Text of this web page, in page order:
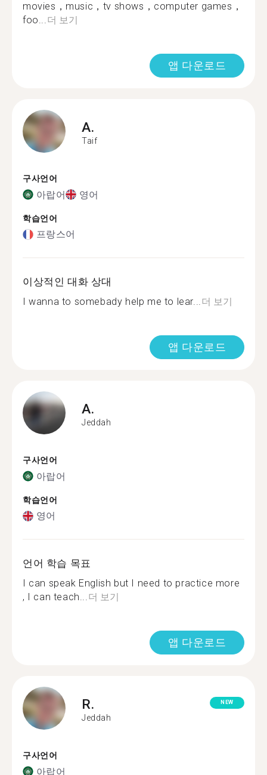
movies，music，tv shows，computer games，
foo...더 보기
앱 다운로드
A.
Taif
구사언어
아랍어 영어
학습언어
프랑스어
이상적인 대화 상대
I wanna to somebady help me to lear...더 보기
앱 다운로드
A.
Jeddah
구사언어
아랍어
학습언어
영어
언어 학습 목표
I can speak English but I need to practice more
, I can teach...더 보기
앱 다운로드
R.
Jeddah
NEW
구사언어
아랍어